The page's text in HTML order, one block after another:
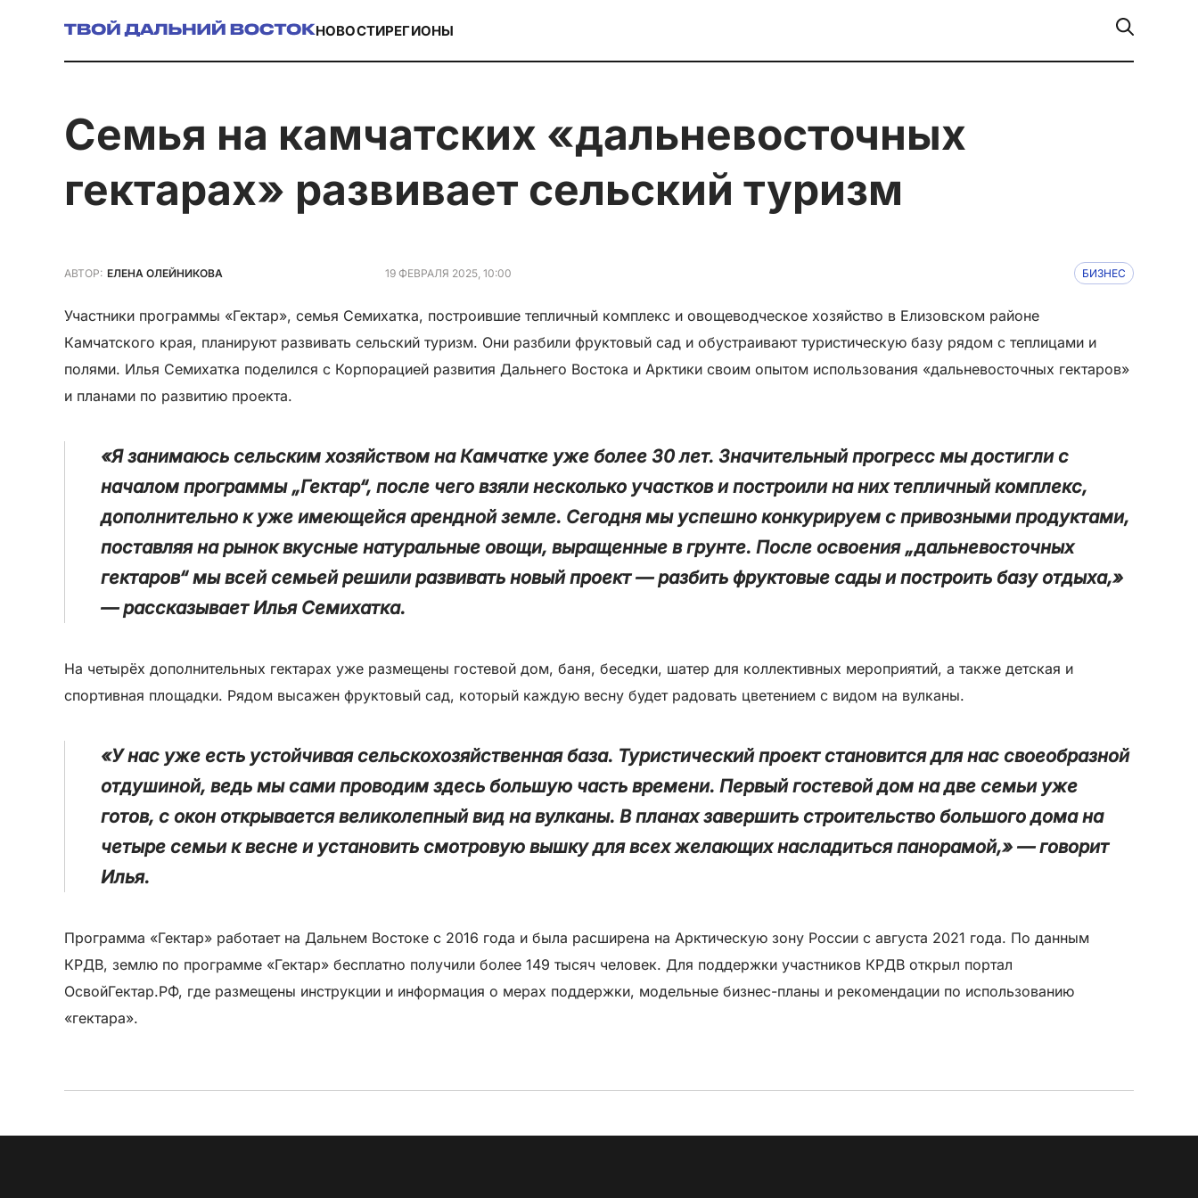
НОВОСТИРЕГИОНЫ
Семья на камчатских «дальневосточных
гектарах» развивает сельский туризм
АВТОР: ЕЛЕНА ОЛЕЙНИКОВА 19 ФЕВРАЛЯ 2025, 10:00 БИЗНЕС
Участники программы «Гектар», семья Семихатка, построившие тепличный комплекс и овощеводческое хозяйство в Елизовском районе
Камчатского края, планируют развивать сельский туризм. Они разбили фруктовый сад и обустраивают туристическую базу рядом с теплицами и
полями. Илья Семихатка поделился с Корпорацией развития Дальнего Востока и Арктики своим опытом использования «дальневосточных гектаров»
и планами по развитию проекта.
«Я занимаюсь сельским хозяйством на Камчатке уже более 30 лет. Значительный прогресс мы достигли с
началом программы „Гектар“, после чего взяли несколько участков и построили на них тепличный комплекс,
дополнительно к уже имеющейся арендной земле. Сегодня мы успешно конкурируем с привозными продуктами,
поставляя на рынок вкусные натуральные овощи, выращенные в грунте. После освоения „дальневосточных
гектаров“ мы всей семьей решили развивать новый проект — разбить фруктовые сады и построить базу отдыха,»
— рассказывает Илья Семихатка.
На четырёх дополнительных гектарах уже размещены гостевой дом, баня, беседки, шатер для коллективных мероприятий, а также детская и
спортивная площадки. Рядом высажен фруктовый сад, который каждую весну будет радовать цветением с видом на вулканы.
«У нас уже есть устойчивая сельскохозяйственная база. Туристический проект становится для нас своеобразной
отдушиной, ведь мы сами проводим здесь большую часть времени. Первый гостевой дом на две семьи уже
готов, с окон открывается великолепный вид на вулканы. В планах завершить строительство большого дома на
четыре семьи к весне и установить смотровую вышку для всех желающих насладиться панорамой,» — говорит
Илья.
Программа «Гектар» работает на Дальнем Востоке с 2016 года и была расширена на Арктическую зону России с августа 2021 года. По данным
КРДВ, землю по программе «Гектар» бесплатно получили более 149 тысяч человек. Для поддержки участников КРДВ открыл портал
ОсвойГектар.РФ, где размещены инструкции и информация о мерах поддержки, модельные бизнес-планы и рекомендации по использованию
«гектара».